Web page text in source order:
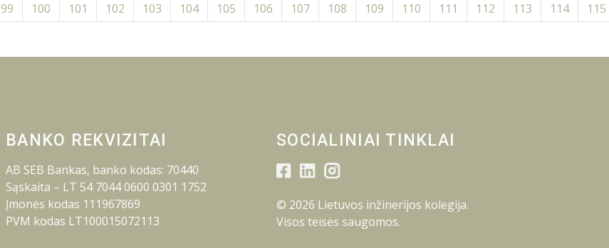
99 100 101 102 103 104 105 106 107 108 109 110 111 112 113 114 115
BANKO REKVIZITAI
AB SEB Bankas, banko kodas: 70440
Sąskaita – LT 54 7044 0600 0301 1752
Įmonės kodas 111967869
PVM kodas LT100015072113
SOCIALINIAI TINKLAI
© 2026 Lietuvos inžinerijos kolegija.
Visos teisės saugomos.